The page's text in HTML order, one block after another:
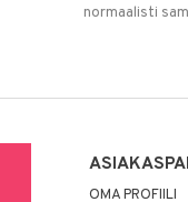
normaalisti
OMA PROFIILI